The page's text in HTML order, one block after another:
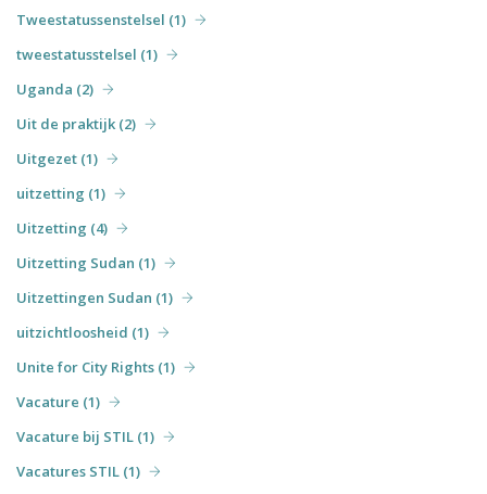
Tweestatussenstelsel (1)
tweestatusstelsel (1)
Uganda (2)
Uit de praktijk (2)
Uitgezet (1)
uitzetting (1)
Uitzetting (4)
Uitzetting Sudan (1)
Uitzettingen Sudan (1)
uitzichtloosheid (1)
Unite for City Rights (1)
Vacature (1)
Vacature bij STIL (1)
Vacatures STIL (1)